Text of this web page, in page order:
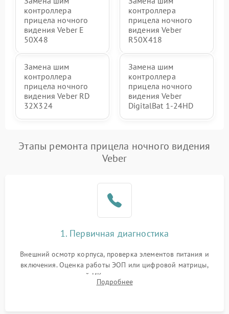
контроллера
прицела ночного
видения Veber E
50X48
контроллера
прицела ночного
видения Veber
R50X418
Замена шим
контроллера
прицела ночного
видения Veber RD
32X324
Замена шим
контроллера
прицела ночного
видения Veber
DigitalBat 1-24HD
Этапы ремонта прицела ночного видения
Veber
1. Первичная диагностика
Внешний осмотр корпуса, проверка элементов питания и
включения. Оценка работы ЭОП или цифровой матрицы,
проверка встроенной ИК-подсветки и механизма выверки
прицельной сетки. Выявление видимых дефектов оптики и
Подробнее